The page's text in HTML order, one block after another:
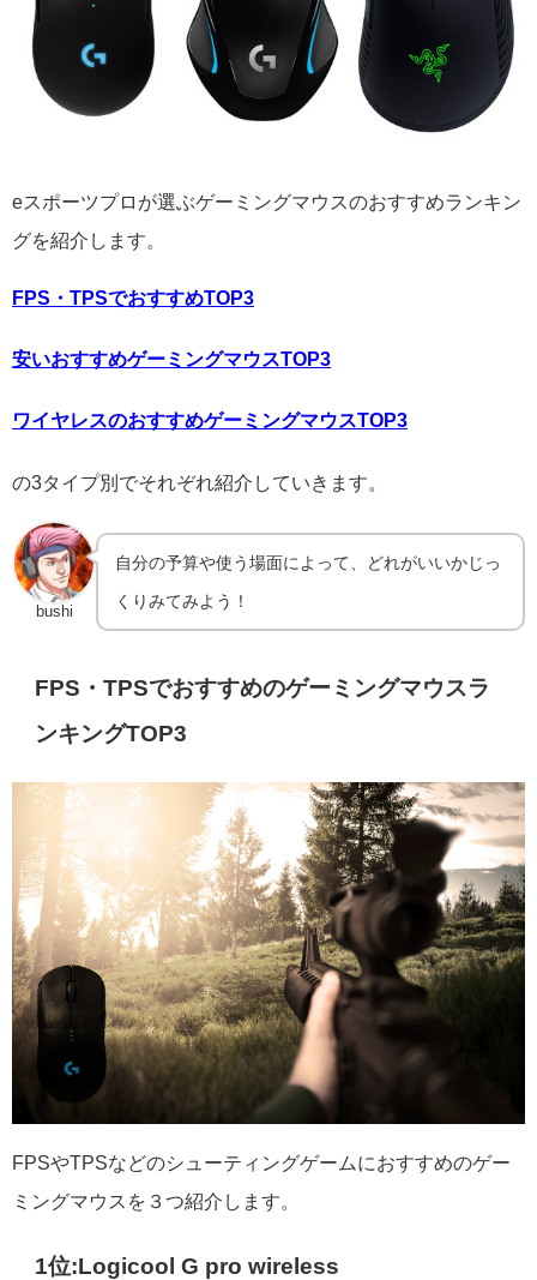
eスポーツプロが選ぶゲーミングマウスのおすすめランキン
グを紹介します。
FPS・TPSでおすすめTOP3
安いおすすめゲーミングマウスTOP3
ワイヤレスのおすすめゲーミングマウスTOP3
の3タイプ別でそれぞれ紹介していきます。
bushi
自分の予算や使う場面によって、どれがいいかじっ
くりみてみよう！
FPS・TPSでおすすめのゲーミングマウスラ
ンキングTOP3
FPSやTPSなどのシューティングゲームにおすすめのゲー
ミングマウスを３つ紹介します。
1位:Logicool G pro wireless